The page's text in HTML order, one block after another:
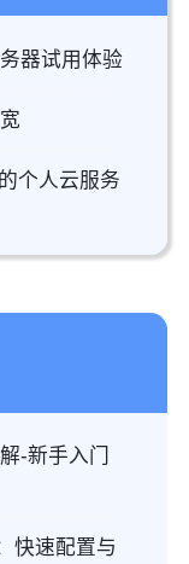
器试用体验
个人云服务
-新手入门
快速配置与